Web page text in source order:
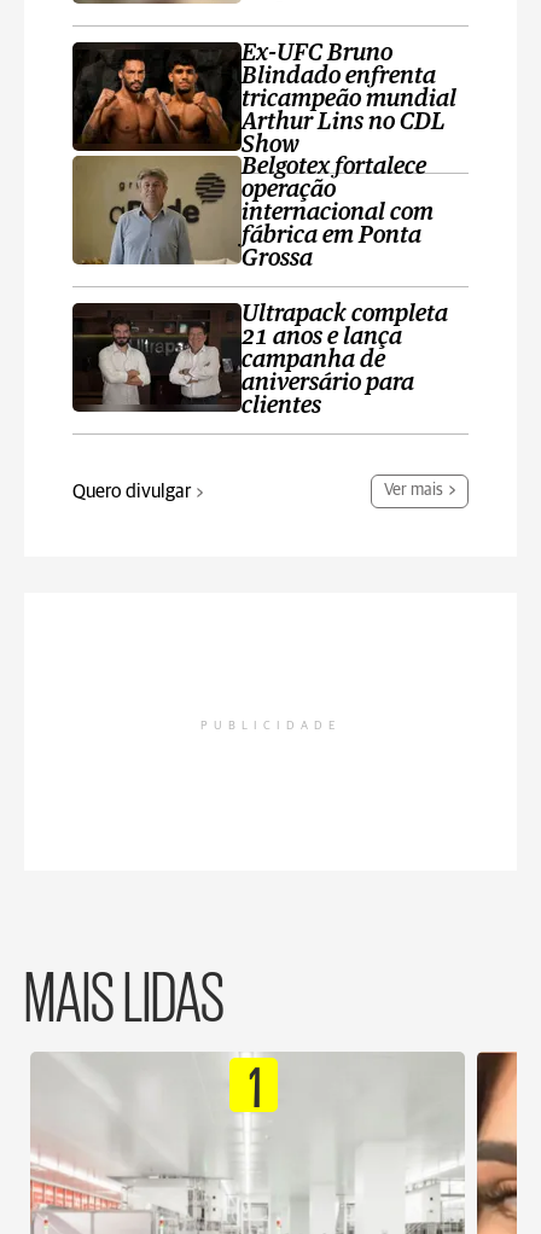
Ex-UFC Bruno
Blindado enfrenta
tricampeão mundial
Arthur Lins no CDL
Show
Belgotex fortalece
operação
internacional com
fábrica em Ponta
Grossa
Ultrapack completa
21 anos e lança
campanha de
aniversário para
clientes
Quero divulgar Ver mais
PUBLICIDADE
MAIS LIDAS
1